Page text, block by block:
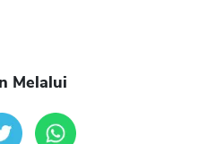
Melalui